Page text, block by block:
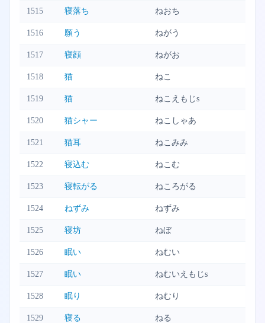
1515 寝落ち ねおち
1516 願う ねがう
1517 寝顔 ねがお
1518 猫 ねこ
1519 猫 ねこえもじs
1520 猫シャー ねこしゃあ
1521 猫耳 ねこみみ
1522 寝込む ねこむ
1523 寝転がる ねころがる
1524 ねずみ ねずみ
1525 寝坊 ねぼ
1526 眠い ねむい
1527 眠い ねむいえもじs
1528 眠り ねむり
1529 寝る ねる